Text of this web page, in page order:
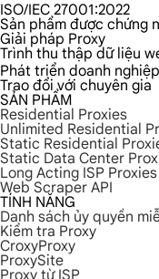
ISO/IEC 27001:2022
Sản phẩm được chứng
Giải pháp Proxy
Trình thu thập dữ liệu
Phát triển doanh
Trao đổi với chuyên gia
SẢN PHẨM
Residential Proxies
Unlimited Residential
Static Residential
Static Data Center
Long Acting ISP Proxies
Web Scraper API
TÍNH NĂNG
Danh sách ủy quyền
Kiểm tra Proxy
CroxyProxy
ProxySite
Proxy từ ISP